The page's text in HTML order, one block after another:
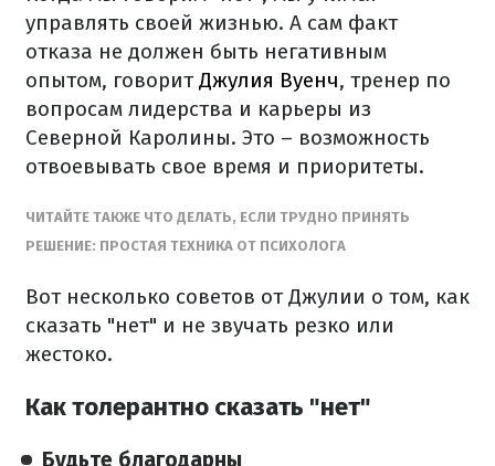
управлять своей жизнью. А сам факт
отказа не должен быть негативным
опытом, говоритДжулия Вуенч, тренер по
вопросам лидерства и карьеры из
Северной Каролины. Это – возможность
отвоевывать свое время и приоритеты.
ЧИТАЙТЕ ТАКЖЕ ЧТО ДЕЛАТЬ, ЕСЛИ ТРУДНО ПРИНЯТЬ
РЕШЕНИЕ: ПРОСТАЯ ТЕХНИКА ОТ ПСИХОЛОГА
Вот несколько советов от Джулии о том, как
сказать "нет" и не звучать резко или
жестоко.
Как толерантно сказать "нет"
Будьте благодарны